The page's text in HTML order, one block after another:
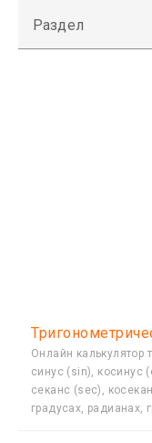
Раздел
Онлайн калькулятор
синус (sin), косинус
секанс (sec),
градусах, радианах,